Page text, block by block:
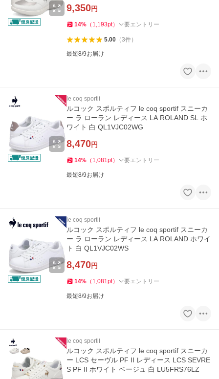
9,350円
14% （ 1,193pt） 要エントリー
5.00（3件）
最短8/9お届け
le coq sportif
ルコック スポルティフ le coq sportif スニーカ
ー ラ ローラン レディース LA ROLAND SL ホ
ワイト 白 QL1VJC02WG
8,470円
14% （ 1,081pt） 要エントリー
最短8/9お届け
le coq sportif
ルコック スポルティフ le coq sportif スニーカ
ー ラ ローラン レディース LA ROLAND ホワイ
ト 白 QL1VJC02WS
8,470円
14% （ 1,081pt） 要エントリー
最短8/9お届け
le coq sportif
ルコック スポルティフ le coq sportif スニーカ
ー LCS セーヴル PF II レディース LCS SEVRE
S PF II ホワイト ベージュ 白 LU5FRS76LZ